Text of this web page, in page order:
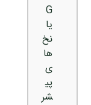
G
یا
نخ‌
ها
ی
پی
شر